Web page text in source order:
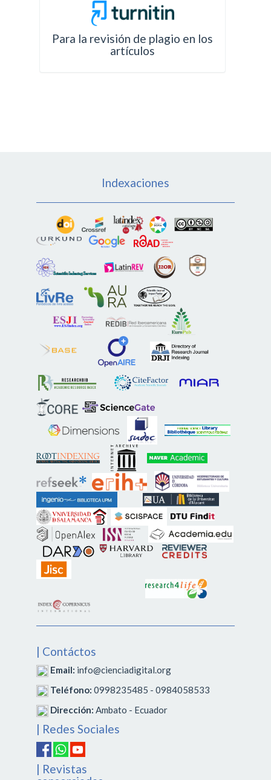
Para la revisión de plagio en los
artículos
Indexaciones
| Contáctos
Email: info@cienciadigital.org
Teléfono: 0998235485 - 0984058533
Dirección: Ambato - Ecuador
| Redes Sociales
| Revistas